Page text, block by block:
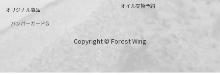
オリジナル商品
バンパーガードG
オイル交換予約
Copyright © Forest Wing